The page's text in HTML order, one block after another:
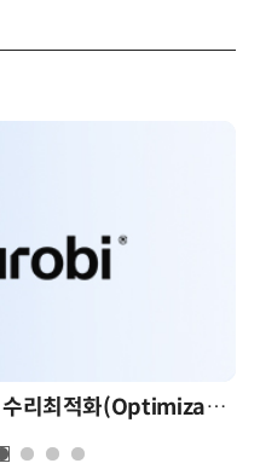
AI 시대의 의사결정을 바꾸는 수리최적화(Optimization): 실제 산업 적용 사례와 활용 전략